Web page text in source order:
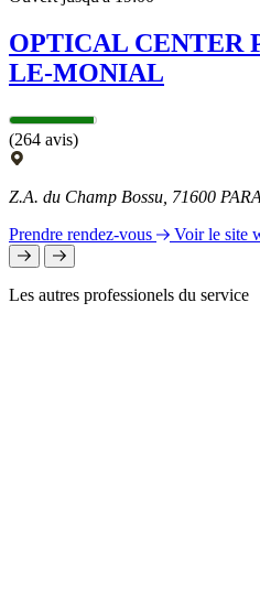
OPTICAL CENTER
LE-MONIAL
(264 avis)
Z.A. du Champ Bossu, 71600
Prendre rendez-vous
Voir le site
Les autres professionels du service